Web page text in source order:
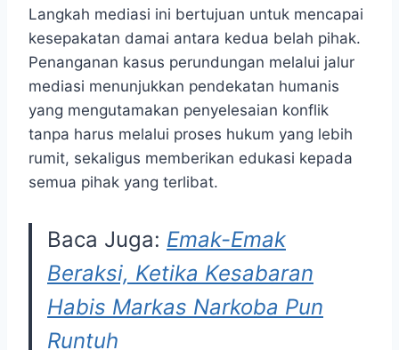
Langkah mediasi ini bertujuan untuk mencapai
kesepakatan damai antara kedua belah pihak.
Penanganan kasus perundungan melalui jalur
mediasi menunjukkan pendekatan humanis
yang mengutamakan penyelesaian konflik
tanpa harus melalui proses hukum yang lebih
rumit, sekaligus memberikan edukasi kepada
semua pihak yang terlibat.
Baca Juga: Emak-Emak
Beraksi, Ketika Kesabaran
Habis Markas Narkoba Pun
Runtuh